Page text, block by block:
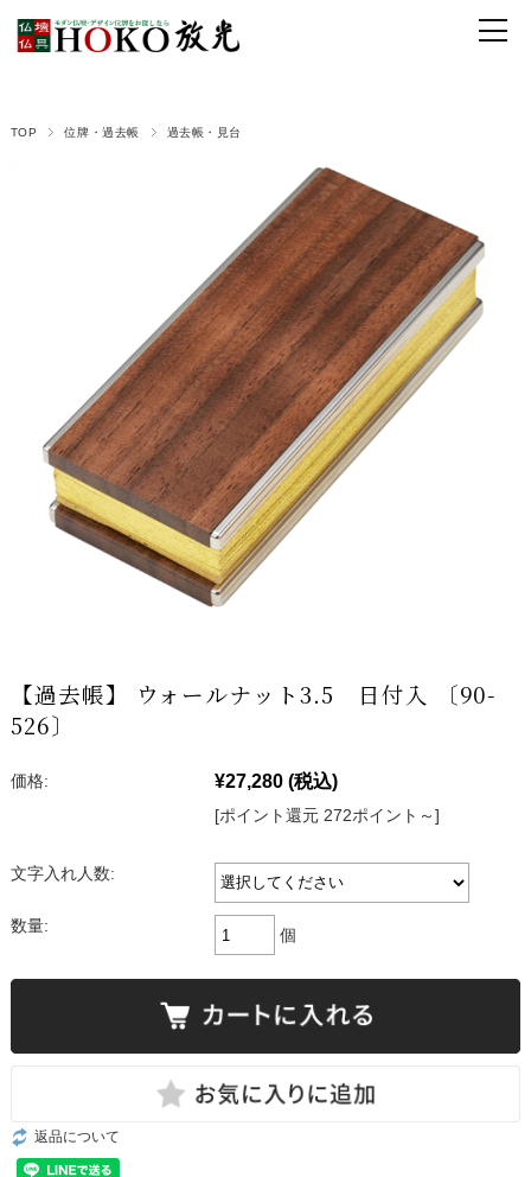
TOP 位牌・過去帳 過去帳・見台
【過去帳】 ウォールナット3.5 日付入 〔90-
526〕
価格: ¥27,280 (税込)
[ポイント還元 272ポイント～]
文字入れ人数:
数量: 個
返品について